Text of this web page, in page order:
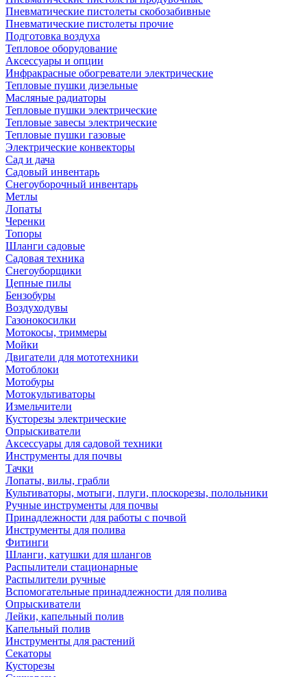
Пневматические пистолеты скобозабивные
Пневматические пистолеты прочие
Подготовка воздуха
Тепловое оборудование
Аксессуары и опции
Инфракрасные обогреватели электрические
Тепловые пушки дизельные
Масляные радиаторы
Тепловые пушки электрические
Тепловые завесы электрические
Тепловые пушки газовые
Электрические конвекторы
Сад и дача
Садовый инвентарь
Снегоуборочный инвентарь
Метлы
Лопаты
Черенки
Топоры
Шланги садовые
Садовая техника
Снегоуборщики
Цепные пилы
Бензобуры
Воздуходувы
Газонокосилки
Мотокосы, триммеры
Мойки
Двигатели для мототехники
Мотоблоки
Мотобуры
Мотокультиваторы
Измельчители
Кусторезы электрические
Опрыскиватели
Аксессуары для садовой техники
Инструменты для почвы
Тачки
Лопаты, вилы, грабли
Культиваторы, мотыги, плуги, плоскорезы, полольники
Ручные инструменты для почвы
Принадлежности для работы с почвой
Инструменты для полива
Фитинги
Шланги, катушки для шлангов
Распылители стационарные
Распылители ручные
Вспомогательные принадлежности для полива
Опрыскиватели
Лейки, капельный полив
Капельный полив
Инструменты для растений
Секаторы
Кусторезы